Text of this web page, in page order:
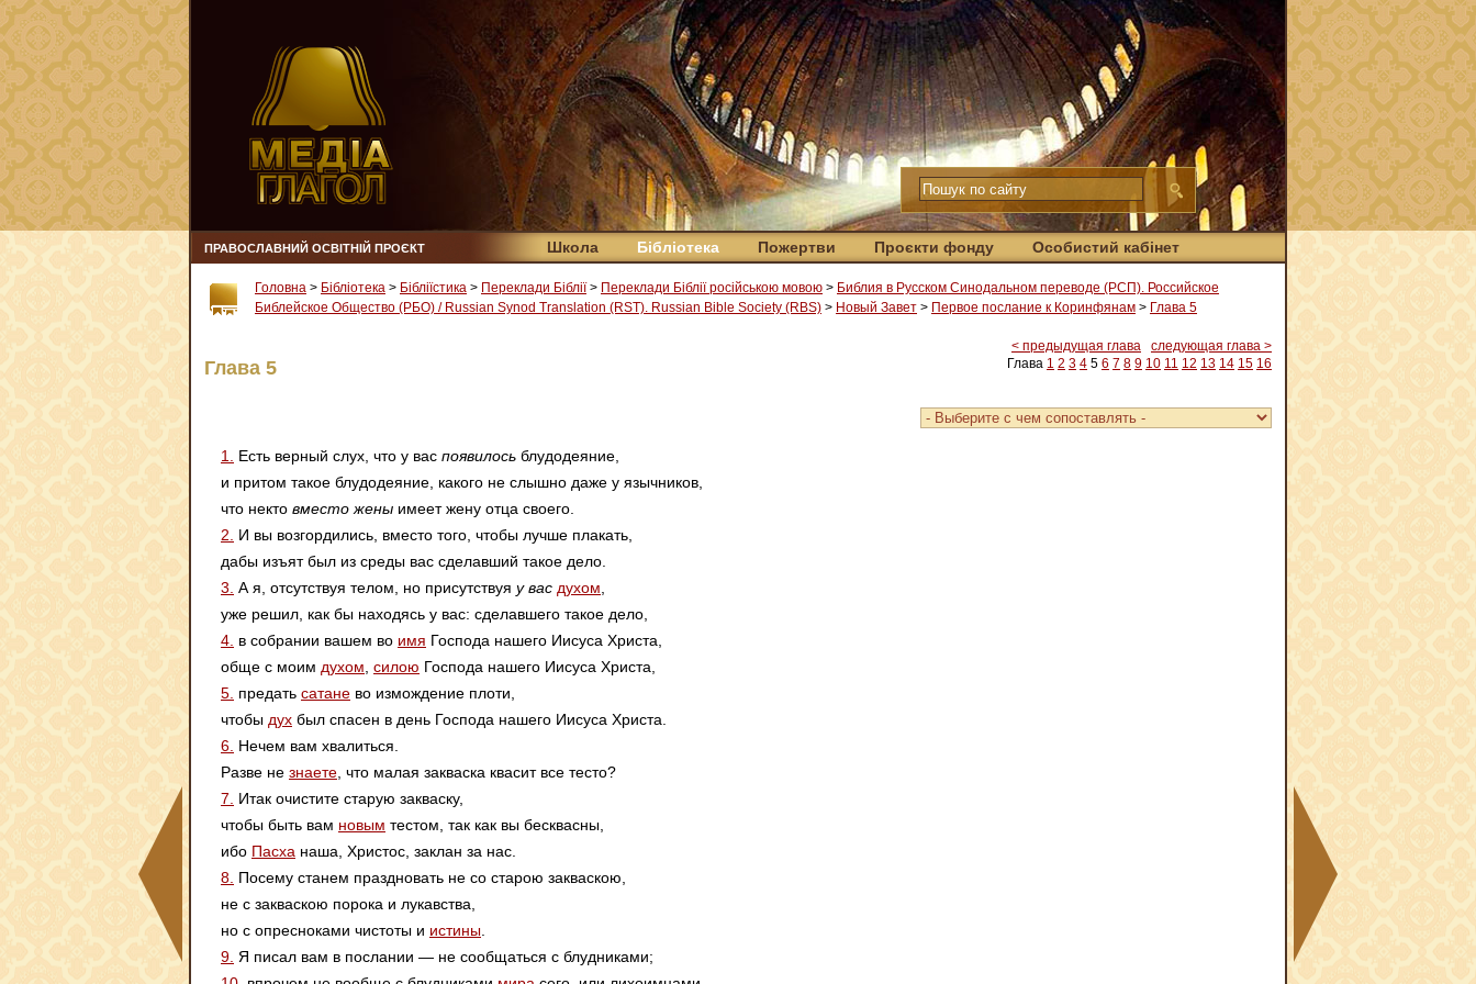
ПРАВОСЛАВНИЙ ОСВІТНІЙ ПРОЄКТ Школа Бібліотека Пожертви Проєкти фонду Особистий кабінет
Головна > Бібліотека > Бібліїстика > Переклади Біблії> Переклади Біблії російською мовою > Библия в Русском Синодальном переводе (РСП). Российское
Библейское Общество (РБО) / Russian Synod Translation (RST). Russian Bible Society (RBS) > Новый Завет > Первое послание к Коринфянам > Глава 5
Глава 5
< предыдущая глава
следующая глава >
Глава 1 2 3 4 5 6 7 8 9 10 11 12 13 14 15 16
1. Есть верный слух, что у вас появилось блудодеяние,
и притом такое блудодеяние, какого не слышно даже у язычников,
что некто вместо жены имеет жену отца своего.
2.
И вы возгордились, вместо того, чтобы лучше плакать,
дабы изъят был из среды вас сделавший такое дело.
3. А я, отсутствуя телом, но присутствуя у вас духом
уже решил, как бы находясь у вас: сделавшего такое дело,
4. в собрании вашем во имя Господа нашего Иисуса Христа,
обще с моим духом силою Господа нашего Иисуса Христа,
5. предать сатане во измождение плоти,
чтобы дух был спасен в день Господа нашего Иисуса Христа.
6. Нечем вам хвалиться.
Разве не знаете , что малая закваска квасит все тесто?
7.
Итак очистите старую закваску,
чтобы быть вам новым тестом, так как вы бесквасны,
ибо Пасха наша, Христос, заклан за нас.
8. Посему станем праздновать не со старою закваскою,
не с закваскою порока и лукавства,
но с опресноками чистоты и истины
9. Я писал вам в послании — не сообщаться с блудниками;